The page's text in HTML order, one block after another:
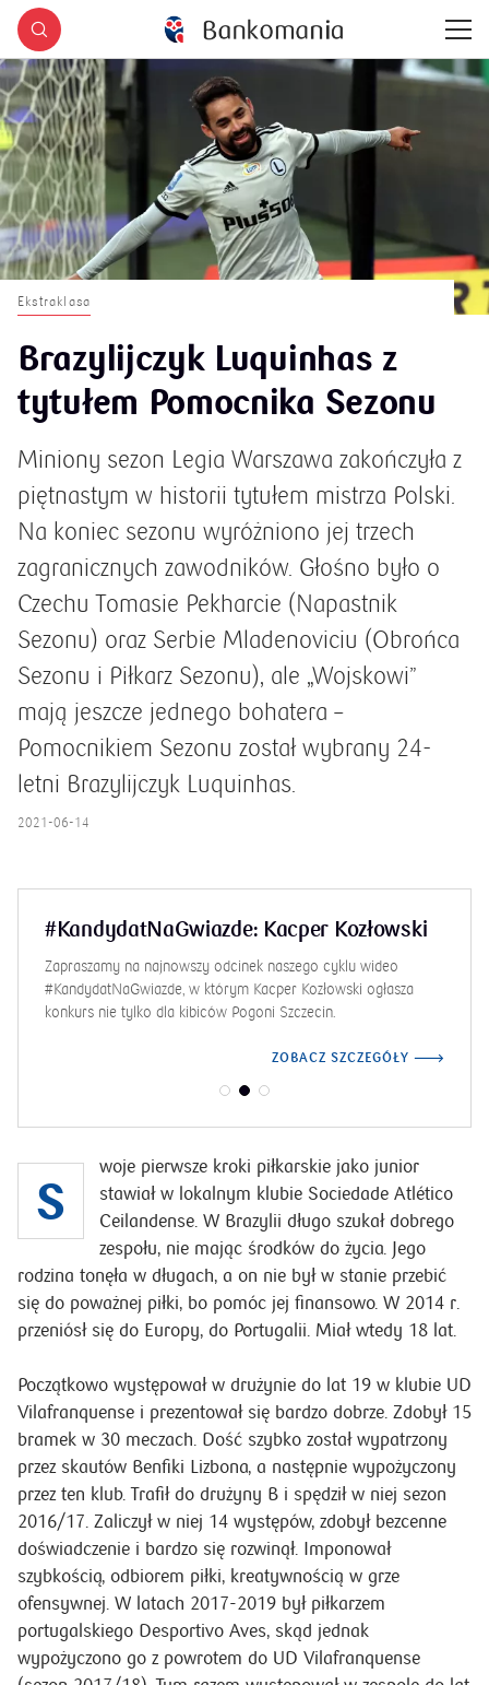
Ekstraklasa
Brazylijczyk Luquinhas z
tytułem Pomocnika Sezonu
Miniony sezon Legia Warszawa zakończyła z
piętnastym w historii tytułem mistrza Polski.
Na koniec sezonu wyróżniono jej trzech
zagranicznych zawodników. Głośno było o
Czechu Tomasie Pekharcie (Napastnik
Sezonu) oraz Serbie Mladenoviciu (Obrońca
Sezonu i Piłkarz Sezonu), ale „Wojskowi”
mają jeszcze jednego bohatera –
Pomocnikiem Sezonu został wybrany 24-
letni Brazylijczyk Luquinhas.
2021-06-14
S
woje pierwsze kroki piłkarskie jako junior
stawiał w lokalnym klubie Sociedade Atlético
Ceilandense. W Brazylii długo szukał dobrego
zespołu, nie mając środków do życia. Jego
rodzina tonęła w długach, a on nie był w stanie przebić
się do poważnej piłki, bo pomóc jej finansowo. W 2014 r.
przeniósł się do Europy, do Portugalii. Miał wtedy 18 lat.
Początkowo występował w drużynie do lat 19 w klubie UD
Vilafranquense i prezentował się bardzo dobrze. Zdobył 15
bramek w 30 meczach. Dość szybko został wypatrzony
przez skautów Benfiki Lizbona, a następnie wypożyczony
przez ten klub. Trafił do drużyny B i spędził w niej sezon
2016/17. Zaliczył w niej 14 występów, zdobył bezcenne
doświadczenie i bardzo się rozwinął. Imponował
szybkością, odbiorem piłki, kreatywnością w grze
ofensywnej. W latach 2017-2019 był piłkarzem
portugalskiego Desportivo Aves, skąd jednak
wypożyczono go z powrotem do UD Vilafranquense
#KandydatNaGwiazde: Kacper Kozłowski
Zapraszamy na najnowszy odcinek naszego cyklu wideo
#KandydatNaGwiazde, w którym Kacper Kozłowski ogłasza
konkurs nie tylko dla kibiców Pogoni Szczecin.
ZOBACZ SZCZEGÓŁY